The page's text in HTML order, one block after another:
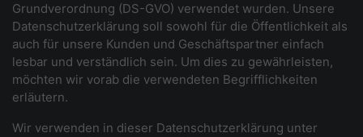
Grundverordnung (DS-GVO) verwendet wurden. Unsere
Datenschutzerklärung soll sowohl für die Öffentlichkeit als
auch für unsere Kunden und Geschäftspartner einfach
lesbar und verständlich sein. Um dies zu gewährleisten,
möchten wir vorab die verwendeten Begrifflichkeiten
erläutern.
Wir verwenden in dieser Datenschutzerklärung unter